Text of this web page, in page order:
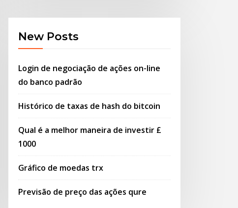
New Posts
Login de negociação de ações on-line
do banco padrão
Histórico de taxas de hash do bitcoin
Qual é a melhor maneira de investir £
1000
Gráfico de moedas trx
Previsão de preço das ações qure